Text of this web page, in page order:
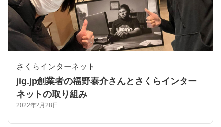
さくらインターネット
jig.jp創業者の福野泰介さんとさくらインター
ネットの取り組み
2022年2月28日